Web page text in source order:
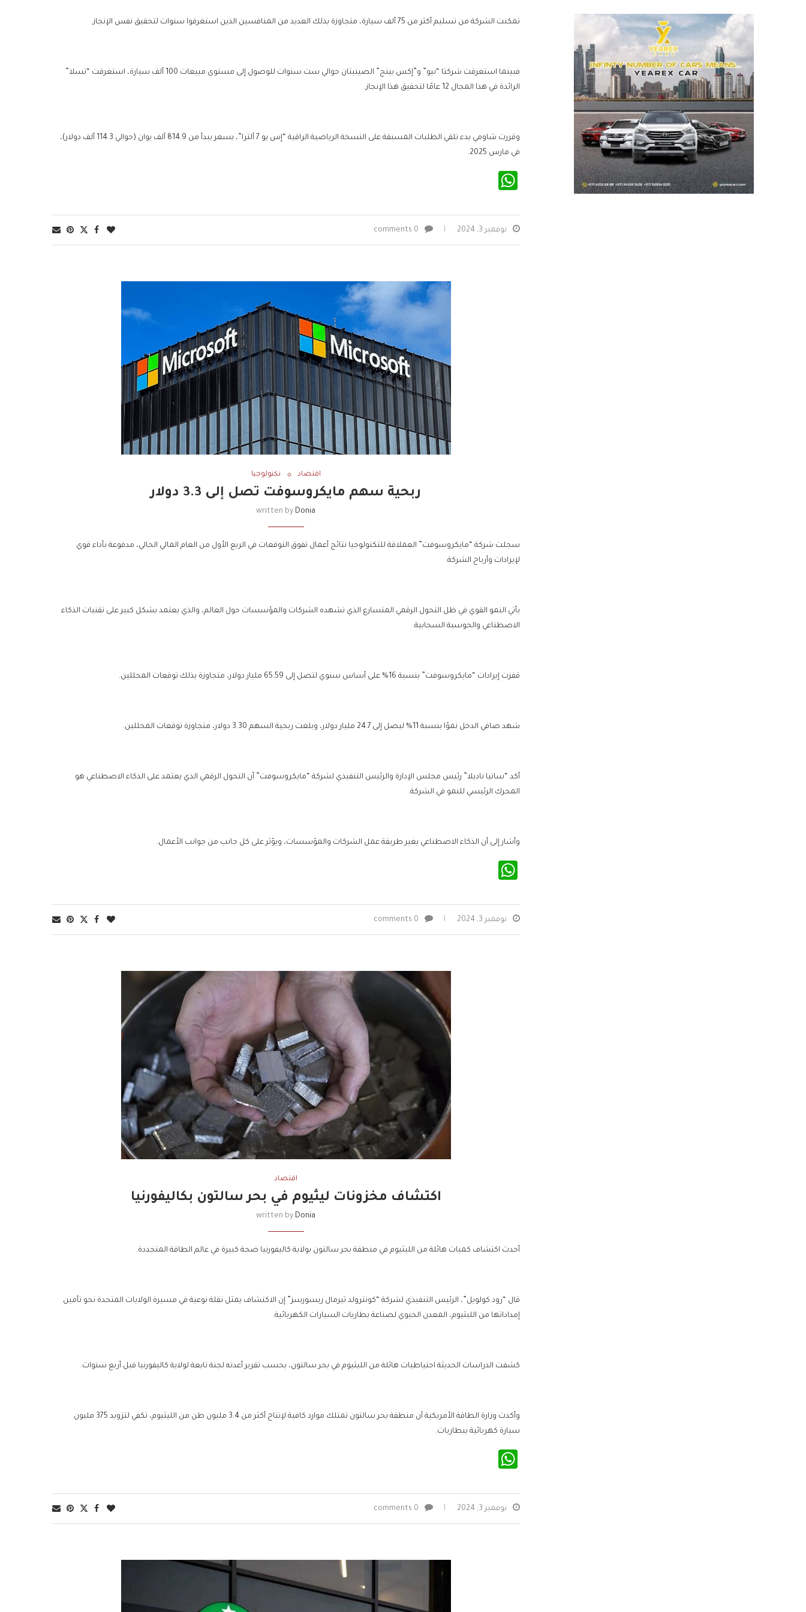
تمكنت الشركة من تسليم أكثر من 75 ألف سيارة، متجاوزة بذلك العديد من المنافسين الذين استغرقوا سنوات لتحقيق نفس الإنجاز.
فبينما استغرقت شركتا “نيو” و”إكس بينج” الصينيتان حوالي ست سنوات للوصول إلى مستوى مبيعات 100 ألف سيارة، استغرقت “تسلا”
الرائدة في هذا المجال 12 عامًا لتحقيق هذا الإنجاز.
وقررت شاومي بدء تلقي الطلبات المسبقة على النسخة الرياضية الراقية “إس يو 7 ألترا”، بسعر يبدأ من 814.9 ألف يوان (حوالي 114.3 ألف دولار)،
في مارس 2025.
نوفمبر 3, 2024 0 comments
اقتصاد تكنولوجيا
ربحية سهم مايكروسوفت تصل إلى 3.3 دولار
written by Donia
سجلت شركة “مايكروسوفت” العملاقة للتكنولوجيا نتائج أعمال تفوق التوقعات في الربع الأول من العام المالي الحالي، مدفوعة بأداء قوي
لإيرادات وأرباح الشركة.
يأتي النمو القوي في ظل التحول الرقمي المتسارع الذي تشهده الشركات والمؤسسات حول العالم، والذي يعتمد بشكل كبير على تقنيات الذكاء
الاصطناعي والحوسبة السحابية.
قفزت إيرادات “مايكروسوفت” بنسبة 16% على أساس سنوي لتصل إلى 65.59 مليار دولار، متجاوزة بذلك توقعات المحللين.
شهد صافي الدخل نموًا بنسبة 11% ليصل إلى 24.7 مليار دولار، وبلغت ربحية السهم 3.30 دولار، متجاوزة توقعات المحللين.
أكد “ساتيا ناديلا” رئيس مجلس الإدارة والرئيس التنفيذي لشركة “مايكروسوفت” أن التحول الرقمي الذي يعتمد على الذكاء الاصطناعي هو
المحرك الرئيسي للنمو في الشركة.
وأشار إلى أن الذكاء الاصطناعي يغير طريقة عمل الشركات والمؤسسات، ويؤثر على كل جانب من جوانب الأعمال.
نوفمبر 3, 2024 0 comments
اقتصاد
اكتشاف مخزونات ليثيوم في بحر سالتون بكاليفورنيا
written by Donia
أحدث اكتشاف كميات هائلة من الليثيوم في منطقة بحر سالتون بولاية كاليفورنيا ضجة كبيرة في عالم الطاقة المتجددة.
قال “رود كولويل”، الرئيس التنفيذي لشركة “كونترولد ثيرمال ريسورسز” إن الاكتشاف يمثل نقلة نوعية في مسيرة الولايات المتحدة نحو تأمين
إمداداتها من الليثيوم، المعدن الحيوي لصناعة بطاريات السيارات الكهربائية.
كشفت الدراسات الحديثة احتياطيات هائلة من الليثيوم في بحر سالتون، بحسب تقرير أعدته لجنة تابعة لولاية كاليفورنيا قبل أربع سنوات.
وأكدت وزارة الطاقة الأمريكية أن منطقة بحر سالتون تمتلك موارد كافية لإنتاج أكثر من 3.4 مليون طن من الليثيوم، تكفي لتزويد 375 مليون
سيارة كهربائية ببطاريات.
نوفمبر 3, 2024 0 comments